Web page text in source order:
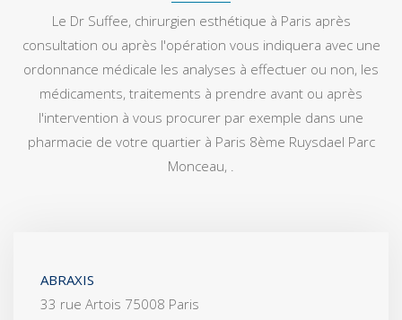
Le Dr Suffee, chirurgien esthétique à Paris après
consultation ou après l'opération vous indiquera avec une
ordonnance médicale les analyses à effectuer ou non, les
médicaments, traitements à prendre avant ou après
l'intervention à vous procurer par exemple dans une
pharmacie de votre quartier à Paris 8ème Ruysdael Parc
Monceau, .
ABRAXIS
33 rue Artois 75008 Paris